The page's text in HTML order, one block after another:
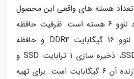
تعداد هسته های واقعی این محصول
از ایسوس هم به مانند لنوو 6 هسته است. ظرفیت حافظه
رم ایسوس، به مانند لنوو 16 گیگابایت DDR4 و حافظه
داخلی 512گیگابایت SSD، ذخیره سازی 1 ترابایت SSD و
حافظه اختصاصی پردازنده آن 6 گیگابایت است. برای تهیه